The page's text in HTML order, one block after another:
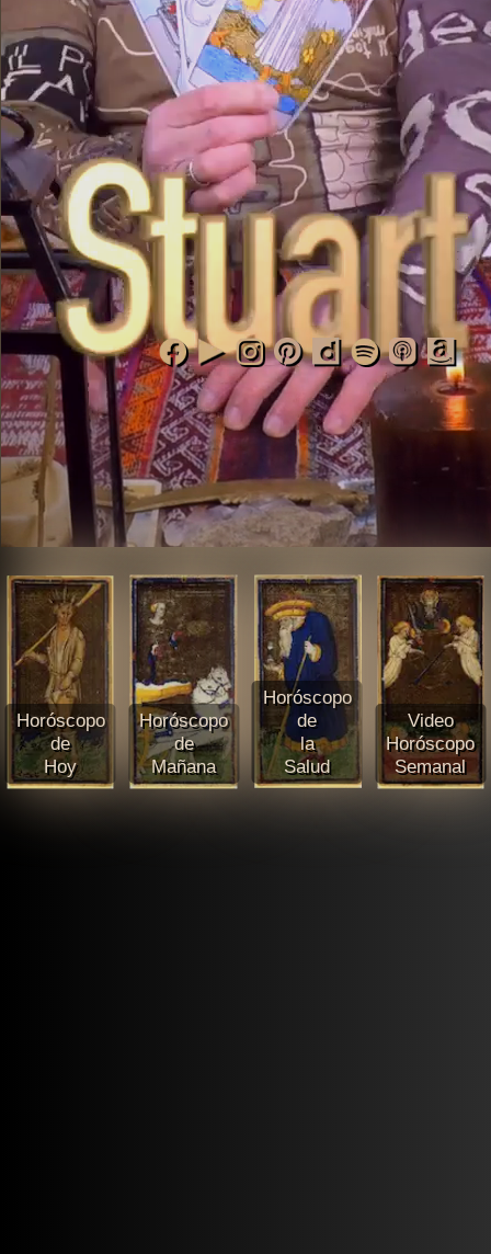
Horóscopo
de
Hoy
Horóscopo
de
Mañana
Horóscopo
de
la
Salud
Video
Horóscopo
Semanal